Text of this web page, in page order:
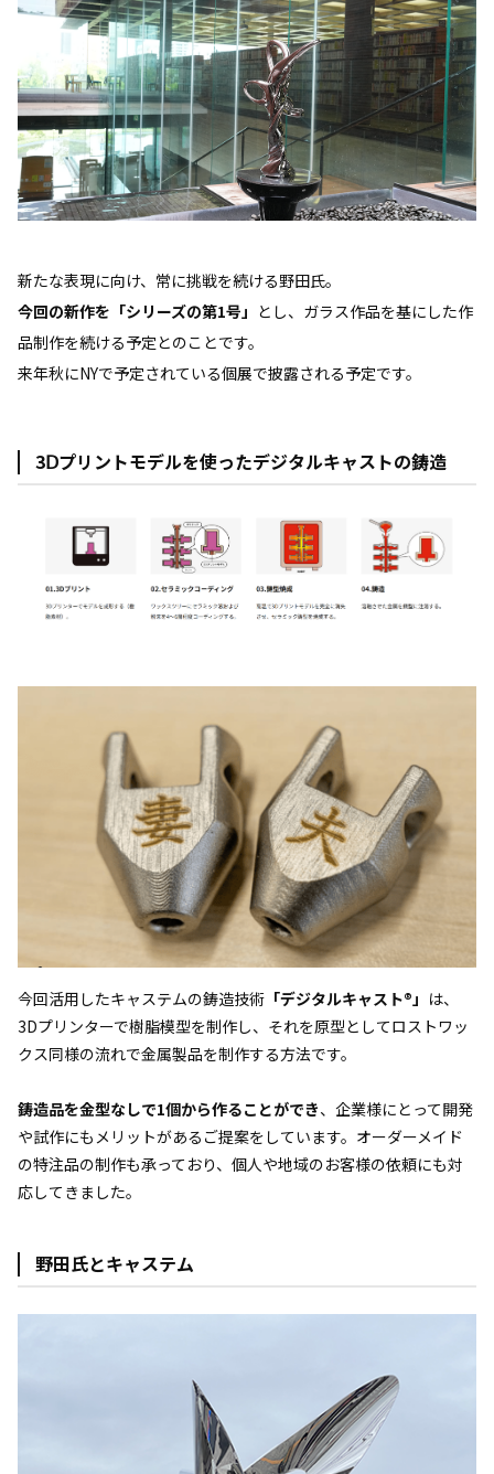
新たな表現に向け、常に挑戦を続ける野田氏。
今回の新作を「シリーズの第1号」 とし、ガラス作品を基にした作
品制作を続ける予定とのことです。
来年秋にNYで予定されている個展で披露される予定です。
3Ⅾプリントモデルを使ったデジタルキャストの鋳造
今回活用したキャステムの鋳造技術 「デジタルキャスト®」 は、
3Dプリンターで樹脂模型を制作し、それを原型としてロストワッ
クス同様の流れで金属製品を制作する方法です。
鋳造品を金型なしで1個から作ることができ、企業様にとって開発
や試作にもメリットがあるご提案をしています。オーダーメイド
の特注品の制作も承っており、個人や地域のお客様の依頼にも対
応してきました。
野田氏とキャステム